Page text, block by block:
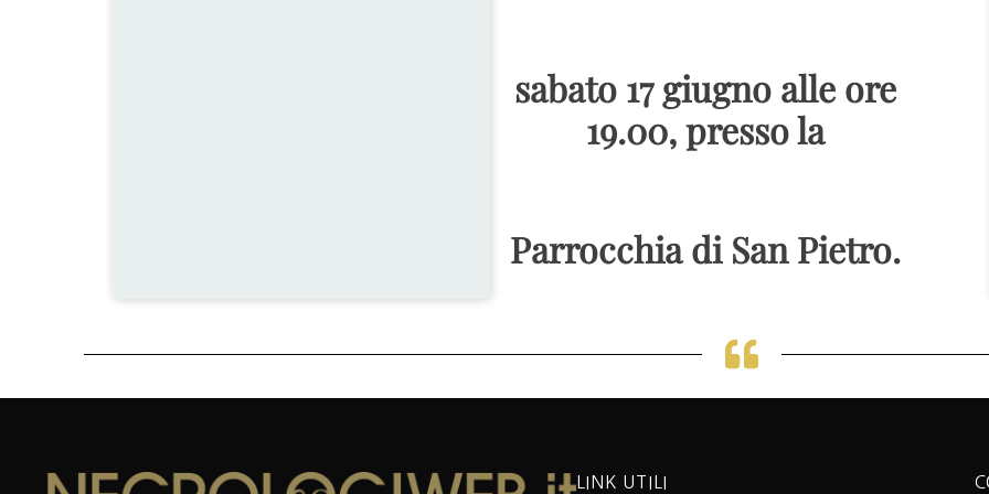
sabato 17 giugno alle ore
19.00, presso la
Parrocchia di San Pietro.
LINK UTILI